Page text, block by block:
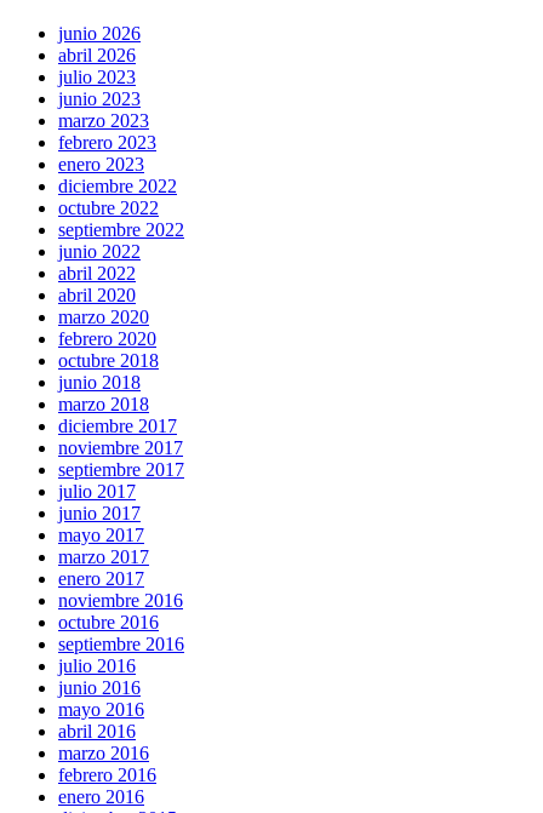
junio 2026
abril 2026
julio 2023
junio 2023
marzo 2023
febrero 2023
enero 2023
diciembre 2022
octubre 2022
septiembre 2022
junio 2022
abril 2022
abril 2020
marzo 2020
febrero 2020
octubre 2018
junio 2018
marzo 2018
diciembre 2017
noviembre 2017
septiembre 2017
julio 2017
junio 2017
mayo 2017
marzo 2017
enero 2017
noviembre 2016
octubre 2016
septiembre 2016
julio 2016
junio 2016
mayo 2016
abril 2016
marzo 2016
febrero 2016
enero 2016